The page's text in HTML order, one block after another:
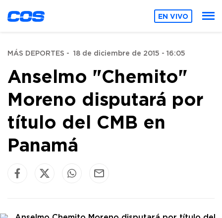
EN VIVO
MÁS DEPORTES - 18 de diciembre de 2015 - 16:05
Anselmo "Chemito"
Moreno disputará por
título del CMB en
Panamá